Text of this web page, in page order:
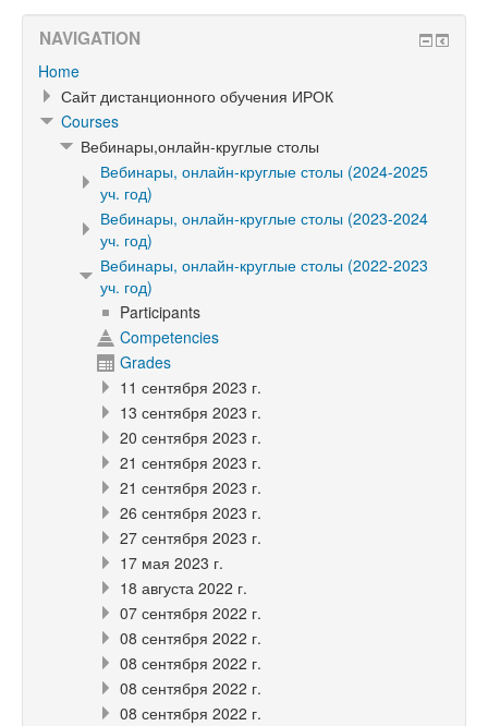
NAVIGATION
Home
Сайт дистанционного обучения ИРОК
Courses
Вебинары,онлайн-круглые столы
Вебинары, онлайн-круглые столы (2024-2025
уч. год)
Вебинары, онлайн-круглые столы (2023-2024
уч. год)
Вебинары, онлайн-круглые столы (2022-2023
уч. год)
Participants
Competencies
Grades
11 сентября 2023 г.
13 сентября 2023 г.
20 сентября 2023 г.
21 сентября 2023 г.
21 сентября 2023 г.
26 сентября 2023 г.
27 сентября 2023 г.
17 мая 2023 г.
18 августа 2022 г.
07 сентября 2022 г.
08 сентября 2022 г.
08 сентября 2022 г.
08 сентября 2022 г.
08 сентября 2022 г.